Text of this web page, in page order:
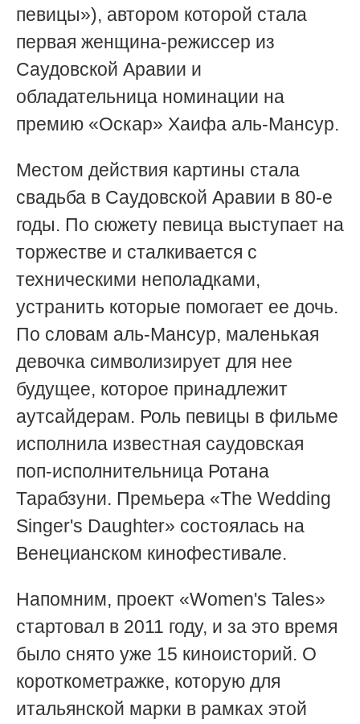
певицы»), автором которой стала
первая женщина-режиссер из
Саудовской Аравии и
обладательница номинации на
премию «Оскар» Хаифа аль-Мансур.
Местом действия картины стала
свадьба в Саудовской Аравии в 80-е
годы. По сюжету певица выступает на
торжестве и сталкивается с
техническими неполадками,
устранить которые помогает ее дочь.
По словам аль-Мансур, маленькая
девочка символизирует для нее
будущее, которое принадлежит
аутсайдерам. Роль певицы в фильме
исполнила известная саудовская
поп-исполнительница Ротана
Тарабзуни. Премьера «The Wedding
Singer's Daughter» состоялась на
Венецианском кинофестивале.
Напомним, проект «Women's Tales»
стартовал в 2011 году, и за это время
было снято уже 15 киноисторий. О
короткометражке, которую для
итальянской марки в рамках этой